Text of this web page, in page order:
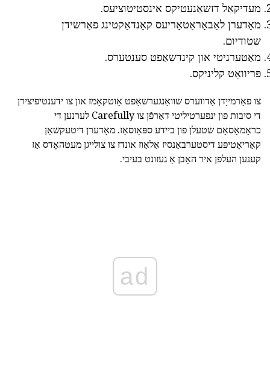
מעדיקאַל דזשאַנעטיקס אינסטיטוציעס.
מאָדערן לאַבאָראַטאָריעס קאַנדאַקטינג פאַרשידן
שטודיום.
מאַטערניטי און קינדשאַפט סענטערס.
פּריוואַט קליניקס.
צו פאַרמייַדן אַדווערס שוואַנגערשאַפט אַוטקאַמז און צו ידענטיפיצירן
די סיבות פון ינפערטיליטי דאַרפֿן צו Carefully לערנען די
כראָמאָסאָם שטעלן פון ביידע ספּאַוסאַז. מאָדערן דיטעקשאַן
קאַריאָטיפּע דיסטערבאַנסיז אַלאַוז אונדז צו צולייגן מעטהאָדס אַז
קענען העלפן איר האָבן אַ געזונט בעיבי.
ad